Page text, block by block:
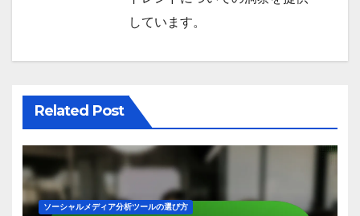
しています。
Related Post
ソーシャルメディア分析ツールの選び方